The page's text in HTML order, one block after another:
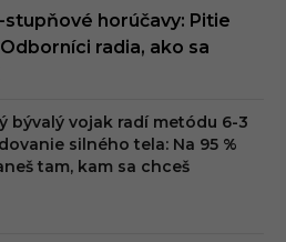
horúčavy: Pitie
radia, ako sa
bývalý vojak radí metódu 6-3
silného tela: Na 95 %
tam, kam sa chceš